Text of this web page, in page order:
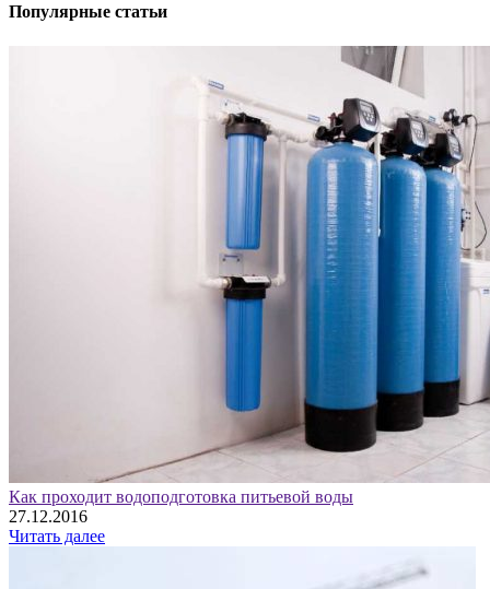
Популярные статьи
Как проходит водоподготовка питьевой воды
27.12.2016
Читать далее